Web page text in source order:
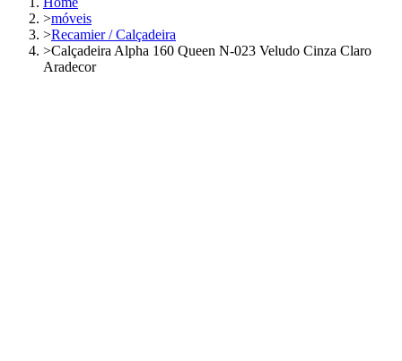
>móveis
>Recamier / Calçadeira
>Calçadeira Alpha 160 Queen N-023 Veludo Cinza Claro
Aradecor